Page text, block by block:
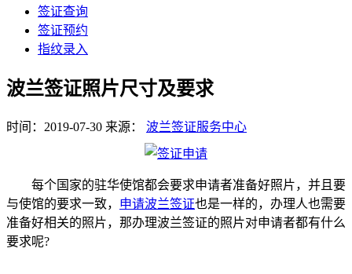
签证查询
签证预约
指纹录入
波兰签证照片尺寸及要求
时间：2019-07-30 来源： 波兰签证服务中心
每个国家的驻华使馆都会要求申请者准备好照片，并且要
与使馆的要求一致， 申请波兰签证也是一样的，办理人也需要
准备好相关的照片，那办理波兰签证的照片对申请者都有什么
要求呢?